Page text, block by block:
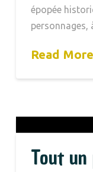
épopée
personnages,
Read More
Tout un